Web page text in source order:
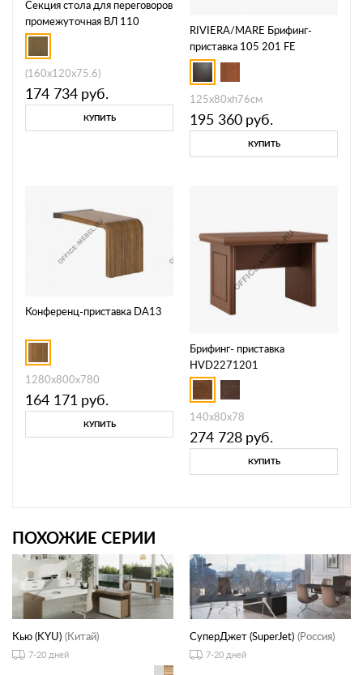
Секция стола для переговоров
промежуточная ВЛ 110
(160x120x75.6)
174 734 руб.
КУПИТЬ
RIVIERA/MARE Брифинг-
приставка 105 201 FE
125x80xh76см
195 360 руб.
КУПИТЬ
Конференц-приставка DA13
1280x800x780
164 171 руб.
КУПИТЬ
Брифинг- приставка
HVD2271201
140x80x78
274 728 руб.
КУПИТЬ
ПОХОЖИЕ СЕРИИ
Кью (KYU) (Китай)
7-20 дней
СуперДжет (SuperJet) (Россия)
7-20 дней